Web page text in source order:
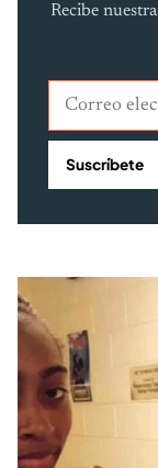
Recibe
Correo
Suscríbete